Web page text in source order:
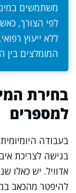
ללא ייעוץ
המומלצים בין
בחירת
למספרים
בעבודה
בגישה לצריכת
אדוויל. יש כאלו
להיפטר מהכאב